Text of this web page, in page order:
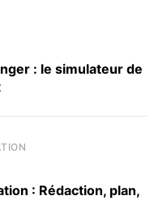
: le simulateur de
: Rédaction, plan,